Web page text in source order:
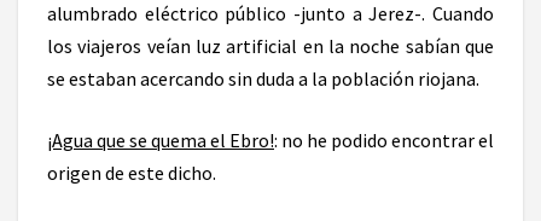
alumbrado eléctrico público -junto a Jerez-. Cuando
los viajeros veían luz artificial en la noche sabían que
se estaban acercando sin duda a la población riojana.
¡Agua que se quema el Ebro!: no he podido encontrar el
origen de este dicho.